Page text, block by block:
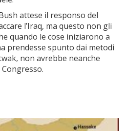
attese il responso del
l’Iraq, ma questo non gli
quando le cose iniziarono a
prendesse spunto dai metodi
non avrebbe neanche